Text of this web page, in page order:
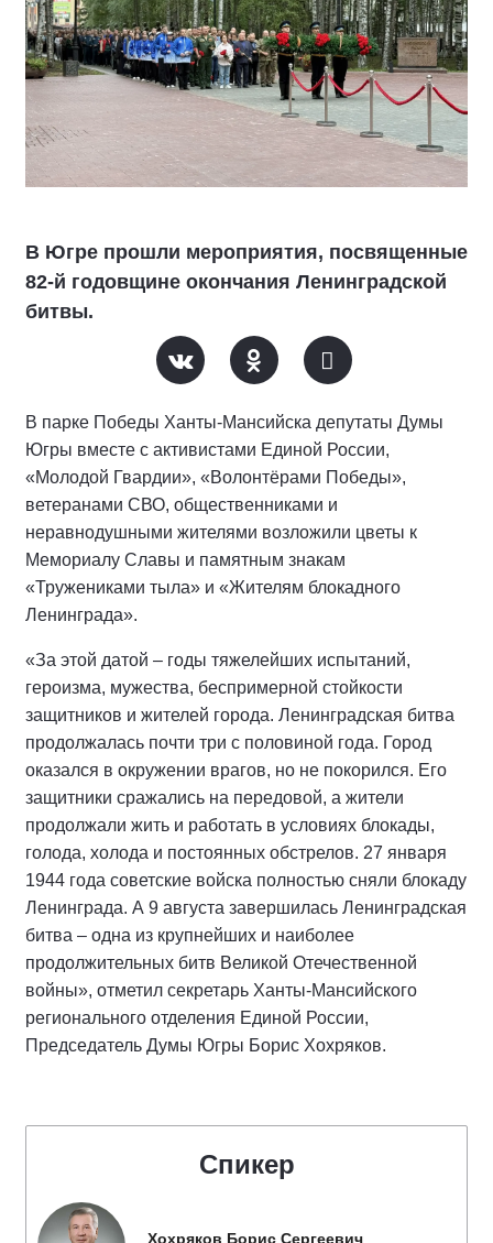
В Югре прошли мероприятия, посвященные
82-й годовщине окончания Ленинградской
битвы.
В парке Победы Ханты-Мансийска депутаты Думы
Югры вместе с активистами Единой России,
«Молодой Гвардии», «Волонтёрами Победы»,
ветеранами СВО, общественниками и
неравнодушными жителями возложили цветы к
Мемориалу Славы и памятным знакам
«Тружениками тыла» и «Жителям блокадного
Ленинграда».
«За этой датой – годы тяжелейших испытаний,
героизма, мужества, беспримерной стойкости
защитников и жителей города. Ленинградская битва
продолжалась почти три с половиной года. Город
оказался в окружении врагов, но не покорился. Его
защитники сражались на передовой, а жители
продолжали жить и работать в условиях блокады,
голода, холода и постоянных обстрелов. 27 января
1944 года советские войска полностью сняли блокаду
Ленинграда. А 9 августа завершилась Ленинградская
битва – одна из крупнейших и наиболее
продолжительных битв Великой Отечественной
войны», отметил секретарь Ханты-Мансийского
регионального отделения Единой России,
Председатель Думы Югры Борис Хохряков.
Спикер
Хохряков Борис Сергеевич